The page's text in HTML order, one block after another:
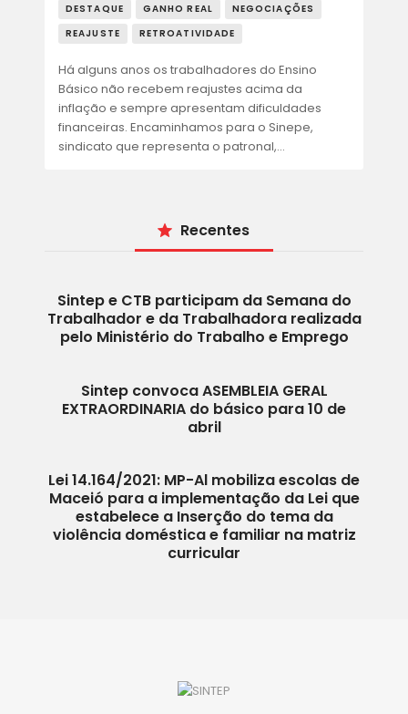
DESTAQUE GANHO REAL
NEGOCIAÇÕES
REAJUSTE
RETROATIVIDADE
Há alguns anos os trabalhadores do Ensino
Básico não recebem reajustes acima da
inflação e sempre apresentam dificuldades
financeiras. Encaminhamos para o Sinepe,
sindicato que representa o patronal,…
Recentes
Sintep e CTB participam da Semana do
Trabalhador e da Trabalhadora realizada
pelo Ministério do Trabalho e Emprego
Sintep convoca ASEMBLEIA GERAL
EXTRAORDINARIA do básico para 10 de
abril
Lei 14.164/2021: MP-Al mobiliza escolas de
Maceió para a implementação da Lei que
estabelece a Inserção do tema da
violência doméstica e familiar na matriz
curricular